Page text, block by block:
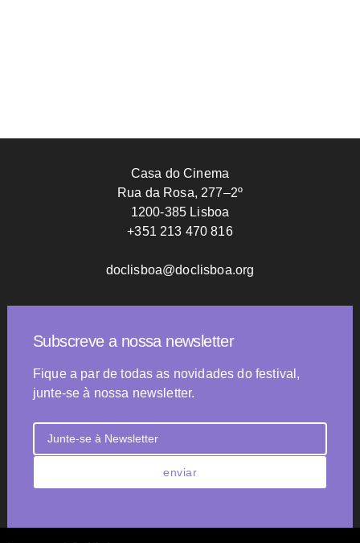
Casa do Cinema
Rua da Rosa, 277–2º
1200-385 Lisboa
+351 213 470 816
doclisboa@doclisboa.org
Subscreve a nossa newsletter
Fique a par de todas as novidades do festival,
junte-se à nossa newsletter.
enviar